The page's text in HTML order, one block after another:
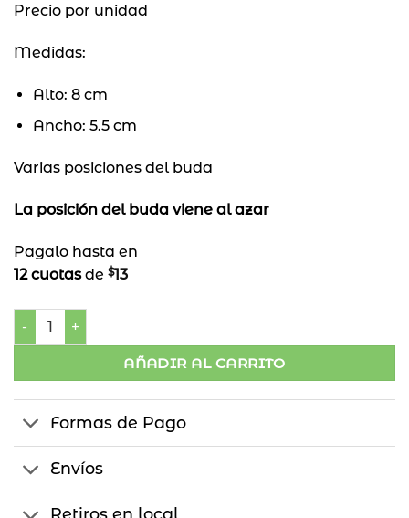
Precio por unidad
Medidas:
Alto: 8 cm
Ancho: 5.5 cm
Varias posiciones del buda
La posición del buda viene al azar
Pagalo hasta en
12 cuotasde $13
Buda Verde 8 cm cantidad
AÑADIR AL CARRITO
Formas de Pago
Envíos
Retiros en local